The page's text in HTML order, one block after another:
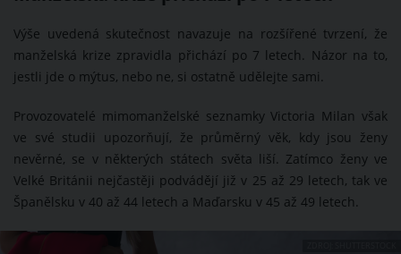
Výše uvedená skutečnost navazuje na rozšířené tvrzení, že
manželská krize zpravidla přichází po 7 letech. Názor na to,
jestli jde o mýtus, nebo ne, si ostatně udělejte sami.
Provozovatelé mimomanželské seznamky Victoria Milan však
ve své studii upozorňují, že průměrný věk, kdy jsou ženy
nevěrné, se v některých státech světa liší. Zatímco ženy ve
Velké Británii nejčastěji podvádějí již v 25 až 29 letech, tak ve
Španělsku v 40 až 44 letech a Maďarsku v 45 až 49 letech.